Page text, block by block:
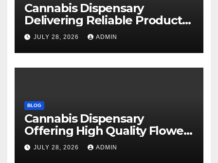
Cannabis Dispensary
Delivering Reliable Products
Every Time
JULY 28, 2026 ADMIN
BLOG
Cannabis Dispensary
Offering High Quality Flower
Selections
JULY 28, 2026 ADMIN